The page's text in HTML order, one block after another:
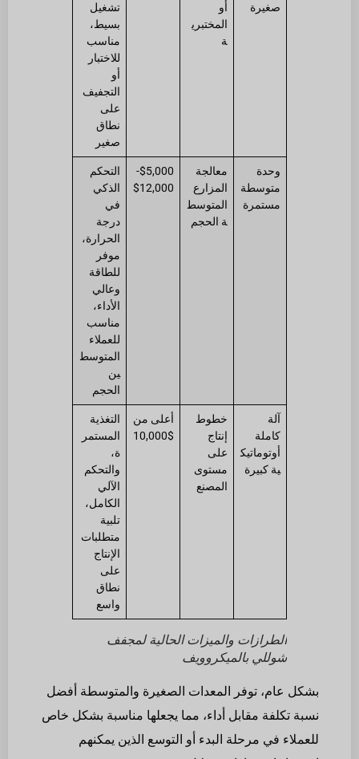
صغيرة
أو
المختبري
ة
تشغيل
بسيط،
مناسب
للاختبار
أو
التجفيف
على
نطاق
صغير
وحدة
متوسطة
مستمرة
معالجة
المزارع
المتوسط
ة الحجم
$5,000-
$12,000
التحكم
الذكي
في
درجة
الحرارة،
موفر
للطاقة
وعالي
الأداء،
مناسب
للعملاء
المتوسط
ين
الحجم
آلة
كاملة
أوتوماتيك
ية كبيرة
خطوط
إنتاج
على
مستوى
المصنع
أعلى من
$10,000
التغذية
المستمر
ة،
والتحكم
الآلي
الكامل،
تلبية
متطلبات
الإنتاج
على
نطاق
واسع
الطرازات والميزات الحالية لمجفف
شوللي بالميكروويف
بشكل عام، توفر المعدات الصغيرة والمتوسطة أفضل
نسبة تكلفة مقابل أداء، مما يجعلها مناسبة بشكل خاص
للعملاء في مرحلة البدء أو التوسع الذين يمكنهم